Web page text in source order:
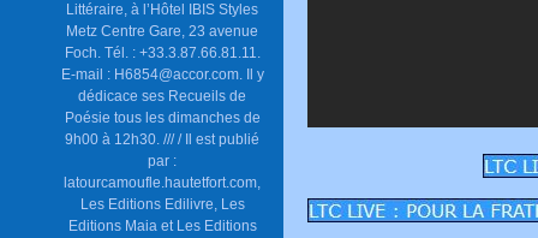
Littéraire, à l’Hôtel IBIS Styles
Metz Centre Gare, 23 avenue
Foch. Tél. : +33.3.87.66.81.11.
E-mail : H6854@accor.com. Il y
dédicace ses Recueils de
Poésie tous les dimanches de
9h00 à 12h30. /// / Il est publié
par :
latourcamoufle.hautetfort.com,
Les Editions Edilivre, Les
Editions Maia et Les Editions